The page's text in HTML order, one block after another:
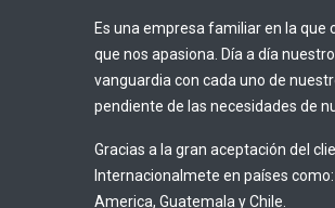
Es una empresa familiar en la que
que nos apasiona. Día a día
vanguardia con cada uno de
pendiente de las necesidades de
Gracias a la gran aceptación del
Internacionalmete en países
America, Guatemala y Chile.